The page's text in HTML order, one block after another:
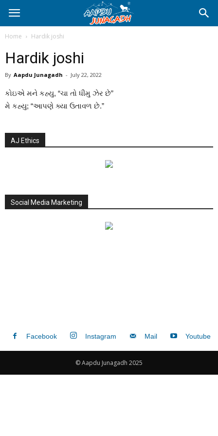
Home Hardik joshi
Hardik joshi
By Aapdu Junagadh - July 22, 2022
કોઇએ મને કહ્યુ, “ચા તો ધીમુ ઝેર છે”
મે કહ્યુ; “આપણે ક્યા ઉતાવળ છે.”
AJ Ethics
Social Media Marketing
Facebook Instagram Mail Youtube
© Aapdu Junagadh 2025